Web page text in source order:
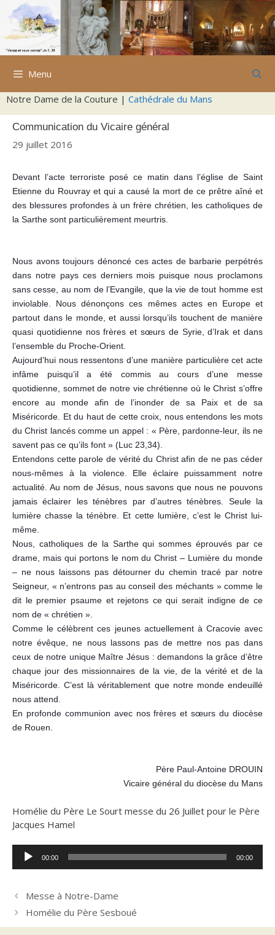
Aller
contenu
Menu
Notre Dame de la Couture | Cathédrale du Mans
Communication du Vicaire général
29 juillet 2016
Devant l’acte terroriste posé ce matin dans l’église de Saint
Etienne du Rouvray et qui a causé la mort de ce prêtre aîné et
des blessures profondes à un frère chrétien, les catholiques de
la Sarthe sont particulièrement meurtris.
Nous avons toujours dénoncé ces actes de barbarie perpétrés
dans notre pays ces derniers mois puisque nous proclamons
sans cesse, au nom de l’Evangile, que la vie de tout homme est
inviolable. Nous dénonçons ces mêmes actes en Europe et
partout dans le monde, et aussi lorsqu’ils touchent de manière
quasi quotidienne nos frères et sœurs de Syrie, d’Irak et dans
l’ensemble du Proche-Orient.
Aujourd’hui nous ressentons d’une manière particulière cet acte
infâme puisqu’il a été commis au cours d’une messe
quotidienne, sommet de notre vie chrétienne où le Christ s’offre
encore au monde afin de l’inonder de sa Paix et de sa
Miséricorde. Et du haut de cette croix, nous entendons les mots
du Christ lancés comme un appel : « Père, pardonne-leur, ils ne
savent pas ce qu’ils font » (Luc 23,34).
Entendons cette parole de vérité du Christ afin de ne pas céder
nous-mêmes à la violence. Elle éclaire puissamment notre
actualité. Au nom de Jésus, nous savons que nous ne pouvons
jamais éclairer les ténèbres par d’autres ténèbres. Seule la
lumière chasse la ténèbre. Et cette lumière, c’est le Christ lui-
même.
Nous, catholiques de la Sarthe qui sommes éprouvés par ce
drame, mais qui portons le nom du Christ – Lumière du monde
– ne nous laissons pas détourner du chemin tracé par notre
Seigneur, « n’entrons pas au conseil des méchants » comme le
dit le premier psaume et rejetons ce qui serait indigne de ce
nom de « chrétien ».
Comme le célèbrent ces jeunes actuellement à Cracovie avec
notre évêque, ne nous lassons pas de mettre nos pas dans
ceux de notre unique Maître Jésus : demandons la grâce d’être
chaque jour des missionnaires de la vie, de la vérité et de la
Miséricorde. C’est là véritablement que notre monde endeuillé
nous attend.
En profonde communion avec nos frères et sœurs du diocèse
de Rouen.
Père Paul-Antoine DROUIN
Vicaire général du diocèse du Mans
Homélie du Père Le Sourt messe du 26 Juillet pour le Père
Jacques Hamel
Lecteur
audio
00:00 00:00
Messe à Notre-Dame
Homélie du Père Sesboué